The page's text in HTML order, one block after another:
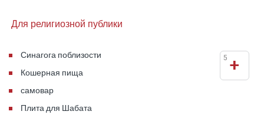
Для религиозной публики
Синагога поблизости
Кошерная пища
самовар
Плита для Шабата
+
5